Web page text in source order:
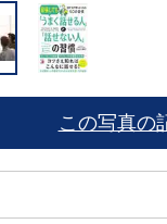
この写真の